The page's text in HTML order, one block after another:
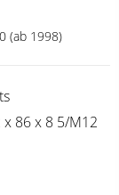
(ab 1998)
86 x 8 5/M12